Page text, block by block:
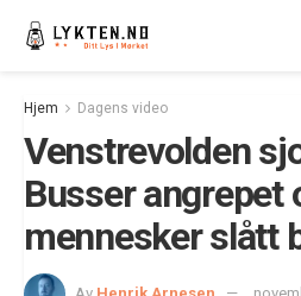
Hjem Dagens video
Venstrevolden
Busser angrepet
mennesker slått